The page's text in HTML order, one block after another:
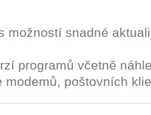
možností snadné
programů včetně
modemů, poštovních